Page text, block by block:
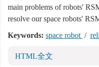
main problems of robots'
resolve our space robots'
Keywords: space robot /
HTML全文